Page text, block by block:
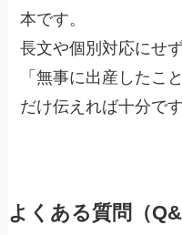
本です。
長文や個別対応にせず
「無事に出産したこ
だけ伝えれば十分です
よくある質問（